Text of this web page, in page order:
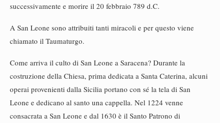
successivamente e morire il 20 febbraio 789 d.C.
A San Leone sono attribuiti tanti miracoli e per questo viene
chiamato il Taumaturgo.
Come arriva il culto di San Leone a Saracena? Durante la
costruzione della Chiesa, prima dedicata a Santa Caterina, alcuni
operai provenienti dalla Sicilia portano con sé la tela di San
Leone e dedicano al santo una cappella. Nel 1224 venne
consacrata a San Leone e dal 1630 è il Santo Patrono di